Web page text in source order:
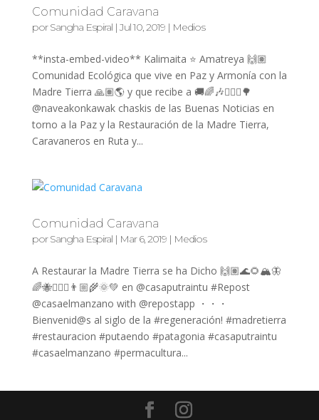
Comunidad Caravana
porSangha Espiral|Jul 10, 2019| Medios
**insta-embed-video** Kalimaita ⭐️ Amatreya 🙌🏽
Comunidad Ecológica que vive en Paz y Armonía con la
Madre Tierra 🙏🏽🌎 y que recibe a 🚚🌈🎶🧘🏻‍♀️🌳
@naveakonkawak chaskis de las Buenas Noticias en
torno a la Paz y la Restauración de la Madre Tierra,
Caravaneros en Ruta y...
Comunidad Caravana
porSangha Espiral| Mar 6, 2019| Medios
A Restaurar la Madre Tierra se ha Dicho 🙌🏽🌊🌻🏔🦋
🌈🐝🧘🏻‍♀️👨🏼‍🌾🌞💚 en @casaputraintu #Repost
@casaelmanzano with @repostapp ・・・
Bienvenid@s al siglo de la #regeneración! #madretierra
#restauracion #putaendo #patagonia #casaputraintu
#casaelmanzano #permacultura...